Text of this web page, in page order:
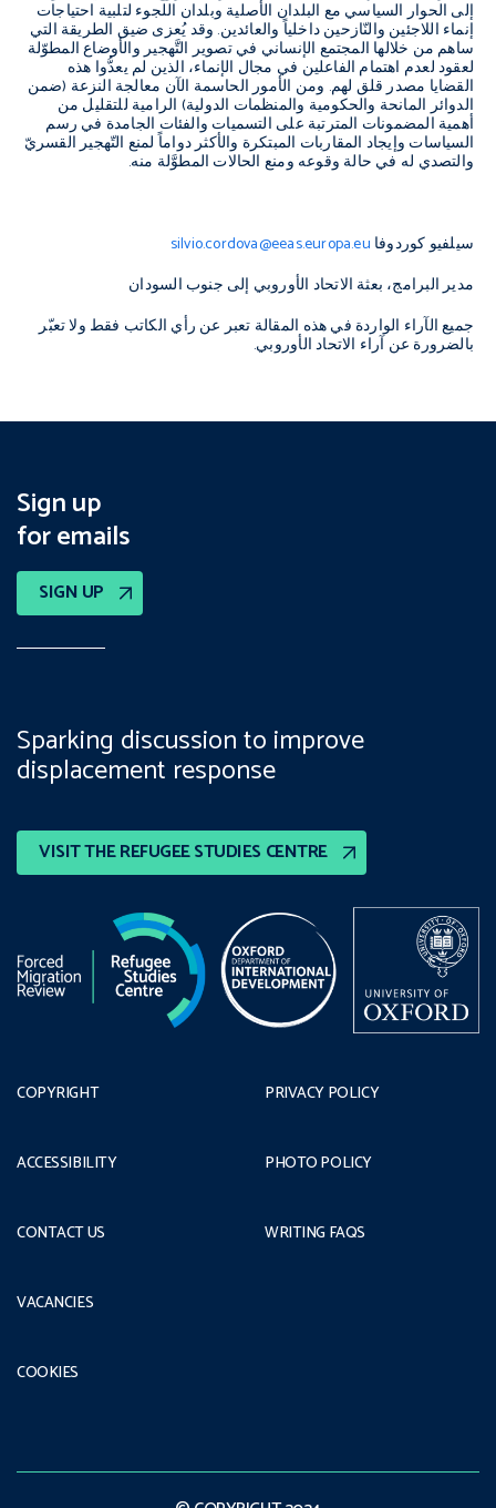
إلى الحوار السياسي مع البلدان الأصلية وبلدان اللجوء لتلبية احتياجات
إنماء اللاجئين والنّازحين داخلياً والعائدين. وقد يُعزى ضيق الطريقة التي
ساهم من خلالها المجتمع الإنساني في تصوير التَّهجير والأوضاع المطوّلة
لعقود لعدم اهتمام الفاعلين في مجال الإنماء، الذين لم يعدُّوا هذه
القضايا مصدر قلق لهم. ومن الأمور الحاسمة الآن معالجة النزعة (ضمن
الدوائر المانحة والحكومية والمنظمات الدولية) الرامية للتقليل من
أهمية المضمونات المترتبة على التسميات والفئات الجامدة في رسم
السياسات وإيجاد المقاربات المبتكرة والأكثر دواماً لمنع التّهجير القسريّ
والتصدي له في حالة وقوعه ومنع الحالات المطوَّلة منه.
سيلفيو كوردوفا silvio.cordova@eeas.europa.eu
مدير البرامج، بعثة الاتحاد الأوروبي إلى جنوب السودان
جميع الآراء الواردة في هذه المقالة تعبر عن رأي الكاتب فقط ولا تعبّر
بالضرورة عن آراء الاتحاد الأوروبي.
Sign up
for emails
SIGN UP
VISIT THE REFUGEE STUDIES CENTRE
Sparking discussion to improve
displacement response
COPYRIGHT
ACCESSIBILITY
CONTACT US
PRIVACY POLICY
PHOTO POLICY
WRITING FAQS
VACANCIES
COOKIES